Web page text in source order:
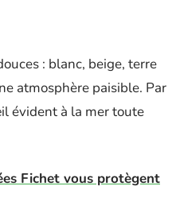
: blanc, beige, terre
atmosphère paisible. Par
évident à la mer toute
Fichet vous protègent